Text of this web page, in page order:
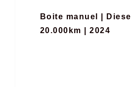
Boite manuel
Diesel
20.000km | 2024